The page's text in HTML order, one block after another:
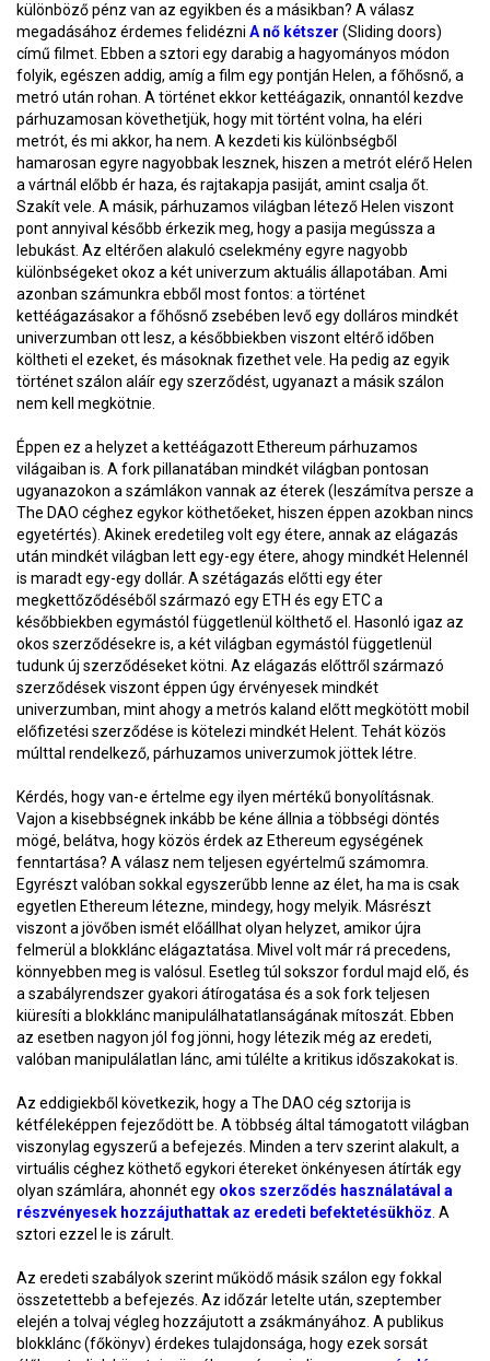
különböző pénz van az egyikben és a másikban? A válasz
megadásához érdemes felidézni A nő kétszer (Sliding doors)
című filmet. Ebben a sztori egy darabig a hagyományos módon
folyik, egészen addig, amíg a film egy pontján Helen, a főhősnő, a
metró után rohan. A történet ekkor kettéágazik, onnantól kezdve
párhuzamosan követhetjük, hogy mit történt volna, ha eléri
metrót, és mi akkor, ha nem. A kezdeti kis különbségből
hamarosan egyre nagyobbak lesznek, hiszen a metrót elérő Helen
a vártnál előbb ér haza, és rajtakapja pasiját, amint csalja őt.
Szakít vele. A másik, párhuzamos világban létező Helen viszont
pont annyival később érkezik meg, hogy a pasija megússza a
lebukást. Az eltérően alakuló cselekmény egyre nagyobb
különbségeket okoz a két univerzum aktuális állapotában. Ami
azonban számunkra ebből most fontos: a történet
kettéágazásakor a főhősnő zsebében levő egy dolláros mindkét
univerzumban ott lesz, a későbbiekben viszont eltérő időben
költheti el ezeket, és másoknak fizethet vele. Ha pedig az egyik
történet szálon aláír egy szerződést, ugyanazt a másik szálon
nem kell megkötnie.
Éppen ez a helyzet a kettéágazott Ethereum párhuzamos
világaiban is. A fork pillanatában mindkét világban pontosan
ugyanazokon a számlákon vannak az éterek (leszámítva persze a
The DAO céghez egykor köthetőeket, hiszen éppen azokban nincs
egyetértés). Akinek eredetileg volt egy étere, annak az elágazás
után mindkét világban lett egy-egy étere, ahogy mindkét Helennél
is maradt egy-egy dollár. A szétágazás előtti egy éter
megkettőződéséből származó egy ETH és egy ETC a
későbbiekben egymástól függetlenül költhető el. Hasonló igaz az
okos szerződésekre is, a két világban egymástól függetlenül
tudunk új szerződéseket kötni. Az elágazás előttről származó
szerződések viszont éppen úgy érvényesek mindkét
univerzumban, mint ahogy a metrós kaland előtt megkötött mobil
előfizetési szerződése is kötelezi mindkét Helent. Tehát közös
múlttal rendelkező, párhuzamos univerzumok jöttek létre.
Kérdés, hogy van-e értelme egy ilyen mértékű bonyolításnak.
Vajon a kisebbségnek inkább be kéne állnia a többségi döntés
mögé, belátva, hogy közös érdek az Ethereum egységének
fenntartása? A válasz nem teljesen egyértelmű számomra.
Egyrészt valóban sokkal egyszerűbb lenne az élet, ha ma is csak
egyetlen Ethereum létezne, mindegy, hogy melyik. Másrészt
viszont a jövőben ismét előállhat olyan helyzet, amikor újra
felmerül a blokklánc elágaztatása. Mivel volt már rá precedens,
könnyebben meg is valósul. Esetleg túl sokszor fordul majd elő, és
a szabályrendszer gyakori átírogatása és a sok fork teljesen
kiüresíti a blokklánc manipulálhatatlanságának mítoszát. Ebben
az esetben nagyon jól fog jönni, hogy létezik még az eredeti,
valóban manipulálatlan lánc, ami túlélte a kritikus időszakokat is.
Az eddigiekből következik, hogy a The DAO cég sztorija is
kétféleképpen fejeződött be. A többség által támogatott világban
viszonylag egyszerű a befejezés. Minden a terv szerint alakult, a
virtuális céghez köthető egykori étereket önkényesen átírták egy
olyan számlára, ahonnét egy okos szerződés használatával a
részvényesek hozzájuthattak az eredeti befektetésükhöz . A
sztori ezzel le is zárult.
Az eredeti szabályok szerint működő másik szálon egy fokkal
összetettebb a befejezés. Az időzár letelte után, szeptember
elején a tolvaj végleg hozzájutott a zsákmányához. A publikus
blokklánc (főkönyv) érdekes tulajdonsága, hogy ezek sorsát